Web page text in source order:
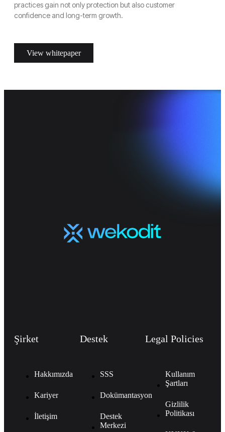
practices gain not only protection but also customer
confidence and long-term growth.
View whitepaper
Şirket
Hakkımızda
Kariyer
İletişim
Destek
SSS
Dokümantasyon
Destek
Merkezi
Legal Policies
Kullanım
Şartları
Gizlilik
Politikası